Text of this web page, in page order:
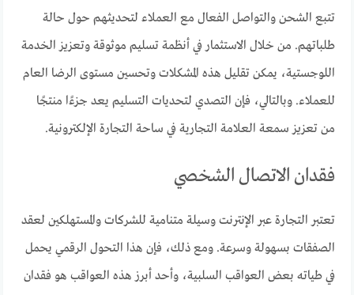
تتبع الشحن والتواصل الفعال مع العملاء لتحديثهم حول حالة
طلباتهم. من خلال الاستثمار في أنظمة تسليم موثوقة وتعزيز الخدمة
اللوجستية، يمكن تقليل هذه المشكلات وتحسين مستوى الرضا العام
للعملاء. وبالتالي، فإن التصدي لتحديات التسليم يعد جزءًا منتجًا
من تعزيز سمعة العلامة التجارية في ساحة التجارة الإلكترونية.
فقدان الاتصال الشخصي
تعتبر التجارة عبر الإنترنت وسيلة متنامية للشركات والمستهلكين لعقد
الصفقات بسهولة وسرعة. ومع ذلك، فإن هذا التحول الرقمي يحمل
في طياته بعض العواقب السلبية، وأحد أبرز هذه العواقب هو فقدان